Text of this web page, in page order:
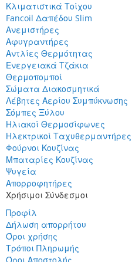
Κλιματιστικά Τοίχου
Fancoil Δαπέδου Slim
Ανεμιστήρες
Αφυγραντήρες
Αντλίες Θερμότητας
Ενεργειακά Τζάκια
Θερμοπομποί
Σώματα Διακοσμητικά
Λέβητες Αερίου Συμπύκνωσης
Σόμπες Ξύλου
Ηλιακοί Θερμοσίφωνες
Ηλεκτρικοί Ταχυθερμαντήρες
Φούρνοι Κουζίνας
Μπαταρίες Κουζίνας
Ψυγεία
Απορροφητήρες
Χρήσιμοι Σύνδεσμοι
Προφίλ
Δήλωση απορρήτου
Όροι χρήσης
Τρόποι Πληρωμής